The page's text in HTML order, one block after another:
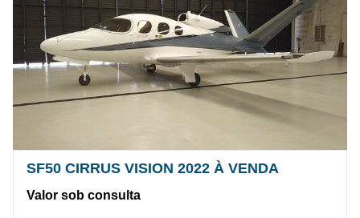
SF50 CIRRUS VISION 2022 À VENDA
Valor sob consulta